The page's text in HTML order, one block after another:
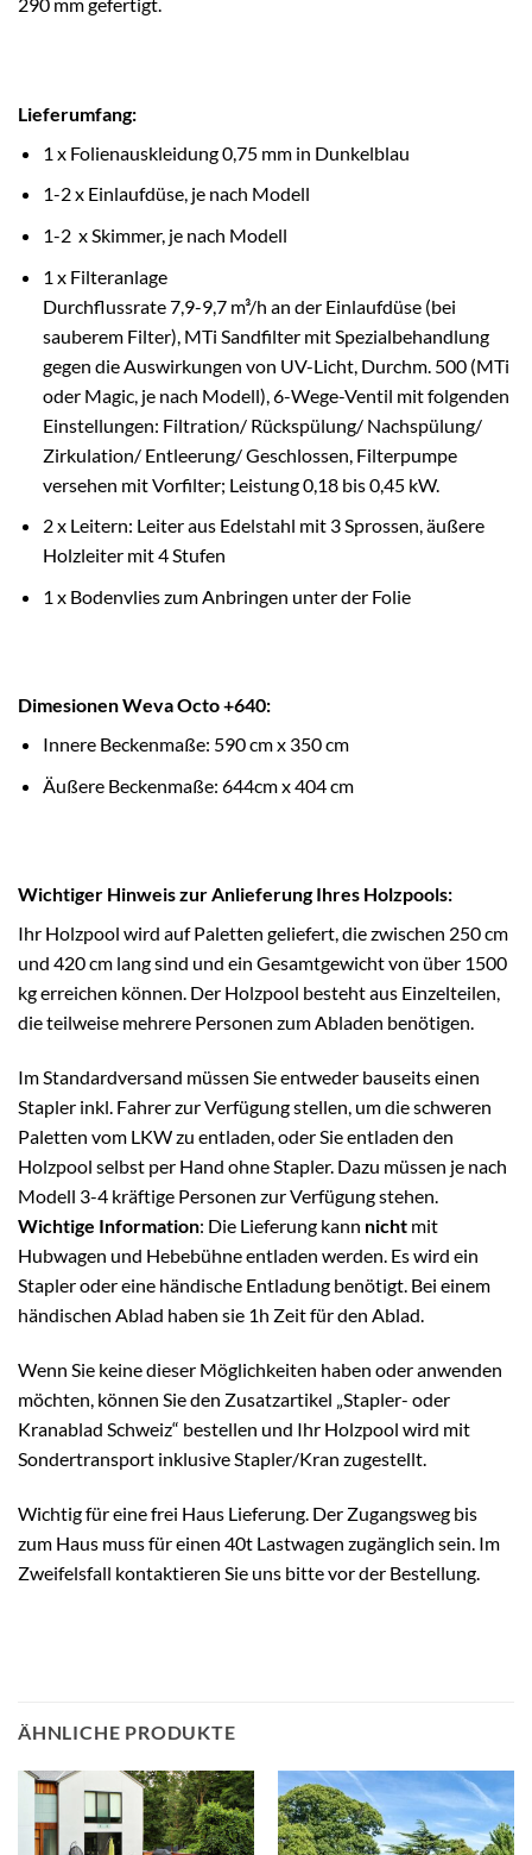
Lieferumfang:
1 x Folienauskleidung 0,75 mm in Dunkelblau
1-2 x Einlaufdüse, je nach Modell
1-2 x Skimmer, je nach Modell
1 x Filteranlage
Durchflussrate 7,9-9,7 m³/h an der Einlaufdüse (bei
sauberem Filter), MTi Sandfilter mit Spezialbehandlung
gegen die Auswirkungen von UV-Licht, Durchm. 500 (MTi
oder Magic, je nach Modell), 6-Wege-Ventil mit folgenden
Einstellungen: Filtration/ Rückspülung/ Nachspülung/
Zirkulation/ Entleerung/ Geschlossen, Filterpumpe
versehen mit Vorfilter; Leistung 0,18 bis 0,45 kW.
2 x Leitern: Leiter aus Edelstahl mit 3 Sprossen, äußere
Holzleiter mit 4 Stufen
1 x Bodenvlies zum Anbringen unter der Folie
Dimesionen Weva Octo +640:
Innere Beckenmaße: 590 cm x 350 cm
Äußere Beckenmaße: 644cm x 404 cm
Wichtiger Hinweis zur Anlieferung Ihres Holzpools:
Ihr Holzpool wird auf Paletten geliefert, die zwischen 250 cm
und 420 cm lang sind und ein Gesamtgewicht von über 1500
kg erreichen können. Der Holzpool besteht aus Einzelteilen,
die teilweise mehrere Personen zum Abladen benötigen.
Im Standardversand müssen Sie entweder bauseits einen
Stapler inkl. Fahrer zur Verfügung stellen, um die schweren
Paletten vom LKW zu entladen, oder Sie entladen den
Holzpool selbst per Hand ohne Stapler. Dazu müssen je nach
Modell 3-4 kräftige Personen zur Verfügung stehen.
Wichtige Information: Die Lieferung kann nicht mit
Hubwagen und Hebebühne entladen werden. Es wird ein
Stapler oder eine händische Entladung benötigt. Bei einem
händischen Ablad haben sie 1h Zeit für den Ablad.
Wenn Sie keine dieser Möglichkeiten haben oder anwenden
möchten, können Sie den Zusatzartikel „Stapler- oder
Kranablad Schweiz“ bestellen und Ihr Holzpool wird mit
Sondertransport inklusive Stapler/Kran zugestellt.
Wichtig für eine frei Haus Lieferung. Der Zugangsweg bis
zum Haus muss für einen 40t Lastwagen zugänglich sein. Im
Zweifelsfall kontaktieren Sie uns bitte vor der Bestellung.
ÄHNLICHE PRODUKTE